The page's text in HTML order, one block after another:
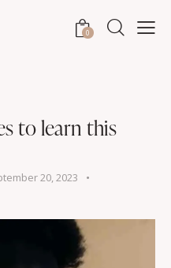
0
to learn this
20, 2023